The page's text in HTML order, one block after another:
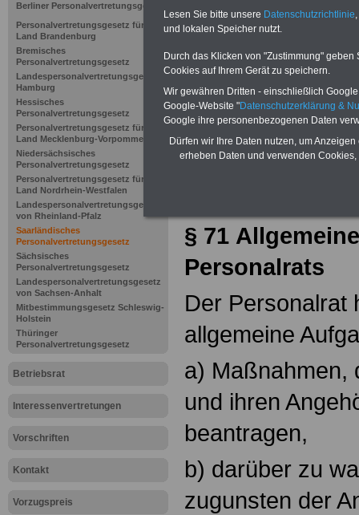
Berliner Personalvertretungsgesetz
Personalvertretungsgesetz für das
Land Brandenburg
Bremisches
Personalvertretungsgesetz
Landespersonalvertretungsgesetz
Hamburg
Hessisches
Personalvertretungsgesetz
Personalvertretungsgesetz für das
Land Mecklenburg-Vorpommern
Niedersächsisches
Personalvertretungsgesetz
Personalvertretungsgesetz für das
Land Nordrhein-Westfalen
Landespersonalvertretungsgesetz
von Rheinland-Pfalz
Saarländisches
Personalvertretungsgesetz
Sächsisches
Personalvertretungsgesetz
Landespersonalvertretungsgesetz
von Sachsen-Anhalt
Mitbestimmungsgesetz Schleswig-
Holstein
Thüringer
Personalvertretungsgesetz
Betriebsrat
Interessenvertretungen
Vorschriften
Kontakt
Vorzugspreis
Zur Übersicht
§ 71
Personalrats
Der Personalrat
allgemeine
a) Maßnahmen,
und ihren
beantragen,
b) darüber zu
zugunsten der
Lesen Sie bitte unsere Datenschutzrichtlinie
und lokalen Speicher nutzt.
Durch das Klicken von "Zustimmung"
Cookies auf Ihrem Gerät zu speichern.
Wir gewähren Dritten - einschließlich
Google-Website "Datenschutzerklärung &
Google ihre personenbezogenen Daten
Dürfen wir Ihre Daten nutzen, um
erheben Daten und verwenden